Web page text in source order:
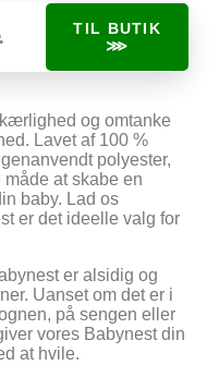
TIL BUTIK
⋙
og omtanke
Lavet af 100 %
polyester,
at skabe en
baby. Lad os
er det ideelle valg for
er alsidig og
Uanset om det er i
på sengen eller
vores Babynest din
at hvile.